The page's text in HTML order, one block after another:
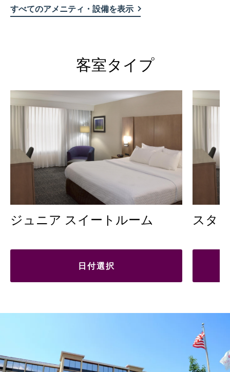
すべてのアメニティ・設備を表示
客室タイプ
ジュニア スイートルーム
日付選択
スタ